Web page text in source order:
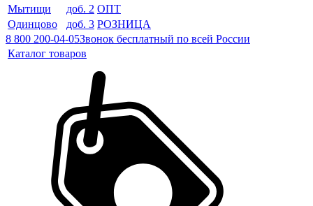
Мытищи
доб. 2 ОПТ
Одинцово
доб. 3 РОЗНИЦА
8 800 200-04-05Звонок бесплатный по всей России
Каталог товаров